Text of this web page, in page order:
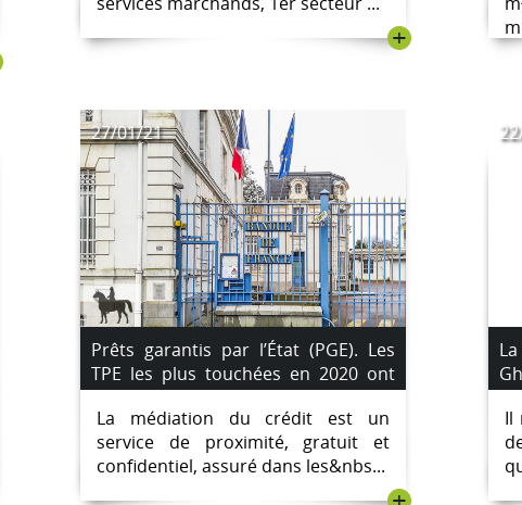
+
27/01/21
Prêts garantis par l’État (PGE). Les
TPE les plus touchées en 2020 ont
fait appel à la médiation par la
Banque de France.
La médiation du crédit est un
service de proximité, gratuit et
confidentiel, assuré dans les&nbs...
Il